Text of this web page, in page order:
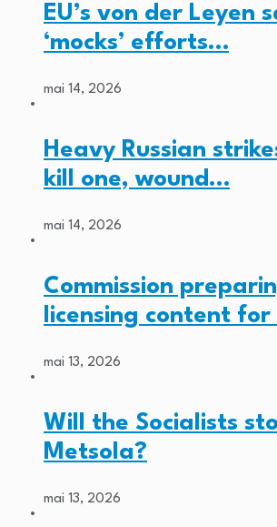
EU’s von der Leyen
‘mocks’ efforts…
mai 14, 2026
Heavy Russian
kill one, wound…
mai 14, 2026
Commission
licensing content for
mai 13, 2026
Will the Socialists
Metsola?
mai 13, 2026